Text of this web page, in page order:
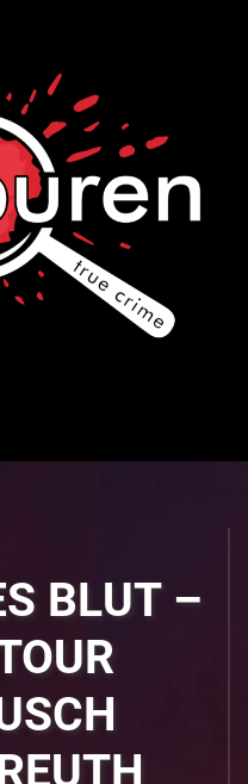
BLUT –